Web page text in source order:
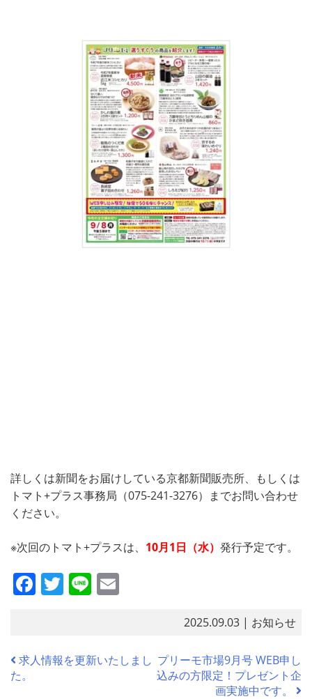
詳しくは新聞をお届けしている京都新聞販売所、もしくは
トマト+プラス事務局（075-241-3276）までお問い合わせ
ください。
※次回のトマト+プラスは、 10月1日（水） 発行予定です。
F
e
b
T
er
Li
l
2025.09.03 | お知らせ
求人情報を更新いたしまし
た。
プリーモ市場9月号 WEB申し
込みの方限定！プレゼント企
画実施中です。